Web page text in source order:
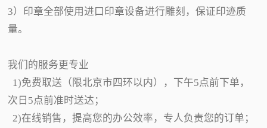
3）印章全部使用进口印章设备进行雕刻，保证印迹质
量。
我们的服务更专业
1)免费取送（限北京市四环以内），下午5点前下单，
次日5点前准时送达；
2)在线销售，提高您的办公效率，专人负责您的订单；